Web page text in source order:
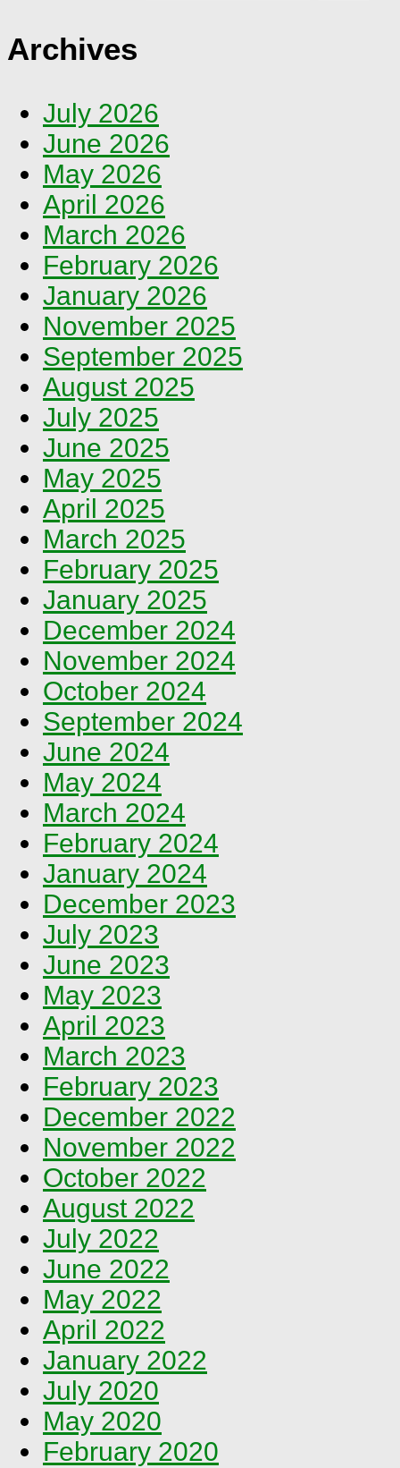
Archives
July 2026
June 2026
May 2026
April 2026
March 2026
February 2026
January 2026
November 2025
September 2025
August 2025
July 2025
June 2025
May 2025
April 2025
March 2025
February 2025
January 2025
December 2024
November 2024
October 2024
September 2024
June 2024
May 2024
March 2024
February 2024
January 2024
December 2023
July 2023
June 2023
May 2023
April 2023
March 2023
February 2023
December 2022
November 2022
October 2022
August 2022
July 2022
June 2022
May 2022
April 2022
January 2022
July 2020
May 2020
February 2020